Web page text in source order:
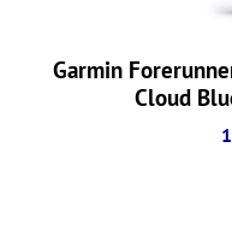
Garmin
Cloud